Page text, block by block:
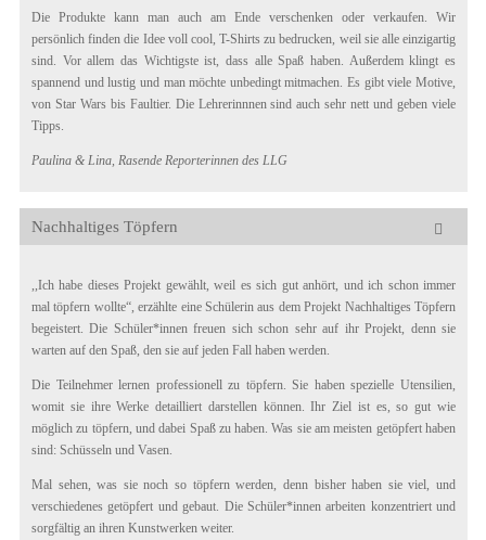
Die Produkte kann man auch am Ende verschenken oder verkaufen. Wir
persönlich finden die Idee voll cool, T-Shirts zu bedrucken, weil sie alle einzigartig
sind. Vor allem das Wichtigste ist, dass alle Spaß haben. Außerdem klingt es
spannend und lustig und man möchte unbedingt mitmachen. Es gibt viele Motive,
von Star Wars bis Faultier. Die Lehrerinnnen sind auch sehr nett und geben viele
Tipps.
Paulina & Lina, Rasende Reporterinnen des LLG
Nachhaltiges Töpfern
,,Ich habe dieses Projekt gewählt, weil es sich gut anhört, und ich schon immer
mal töpfern wollte“, erzählte eine Schülerin aus dem Projekt Nachhaltiges Töpfern
begeistert. Die Schüler*innen freuen sich schon sehr auf ihr Projekt, denn sie
warten auf den Spaß, den sie auf jeden Fall haben werden.
Die Teilnehmer lernen professionell zu töpfern. Sie haben spezielle Utensilien,
womit sie ihre Werke detailliert darstellen können. Ihr Ziel ist es, so gut wie
möglich zu töpfern, und dabei Spaß zu haben. Was sie am meisten getöpfert haben
sind: Schüsseln und Vasen.
Mal sehen, was sie noch so töpfern werden, denn bisher haben sie viel, und
verschiedenes getöpfert und gebaut. Die Schüler*innen arbeiten konzentriert und
sorgfältig an ihren Kunstwerken weiter.